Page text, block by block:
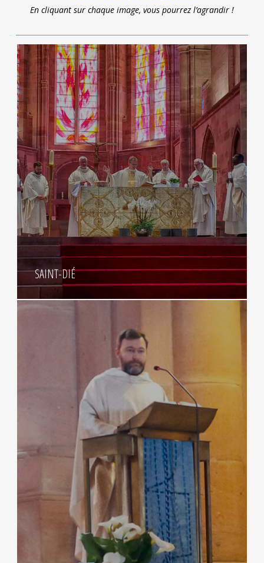
En cliquant sur chaque image, vous pourrez l’agrandir !
SAINT-DIÉ